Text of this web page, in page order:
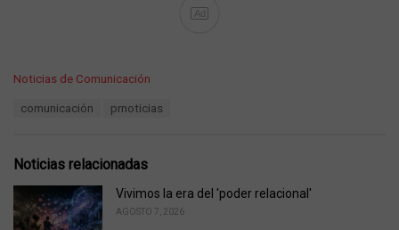
Ad
C
o
r
i
e
s
Noticias de Comunicación
:
comunicación prnoticias
Noticias relacionadas
Vivimos la era del 'poder relacional'
AGOSTO 7, 2026